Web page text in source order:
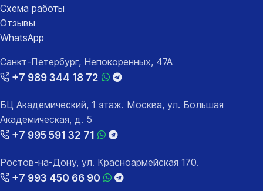
Схема работы
Отзывы
WhatsApp
Санкт-Петербург, Непокоренных, 47А
+7 989 344 18 72
БЦ Академический, 1 этаж. Москва, ул. Большая
Академическая, д. 5
+7 995 591 32 71
Ростов-на-Дону, ул. Красноармейская 170.
+7 993 450 66 90